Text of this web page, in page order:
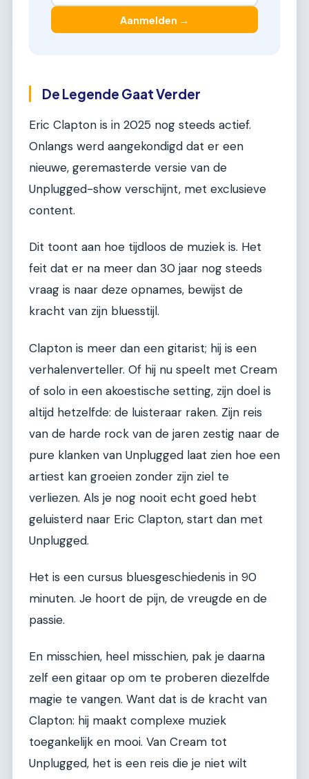
Aanmelden →
De Legende Gaat Verder
Eric Clapton is in 2025 nog steeds actief.
Onlangs werd aangekondigd dat er een
nieuwe, geremasterde versie van de
Unplugged-show verschijnt, met exclusieve
content.
Dit toont aan hoe tijdloos de muziek is. Het
feit dat er na meer dan 30 jaar nog steeds
vraag is naar deze opnames, bewijst de
kracht van zijn bluesstijl.
Clapton is meer dan een gitarist; hij is een
verhalenverteller. Of hij nu speelt met Cream
of solo in een akoestische setting, zijn doel is
altijd hetzelfde: de luisteraar raken. Zijn reis
van de harde rock van de jaren zestig naar de
pure klanken van Unplugged laat zien hoe een
artiest kan groeien zonder zijn ziel te
verliezen. Als je nog nooit echt goed hebt
geluisterd naar Eric Clapton, start dan met
Unplugged.
Het is een cursus bluesgeschiedenis in 90
minuten. Je hoort de pijn, de vreugde en de
passie.
En misschien, heel misschien, pak je daarna
zelf een gitaar op om te proberen diezelfde
magie te vangen. Want dat is de kracht van
Clapton: hij maakt complexe muziek
toegankelijk en mooi. Van Cream tot
Unplugged, het is een reis die je niet wilt